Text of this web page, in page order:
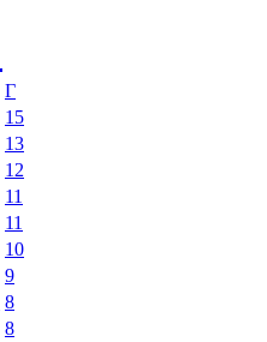
Г
15
13
12
11
11
10
9
8
8